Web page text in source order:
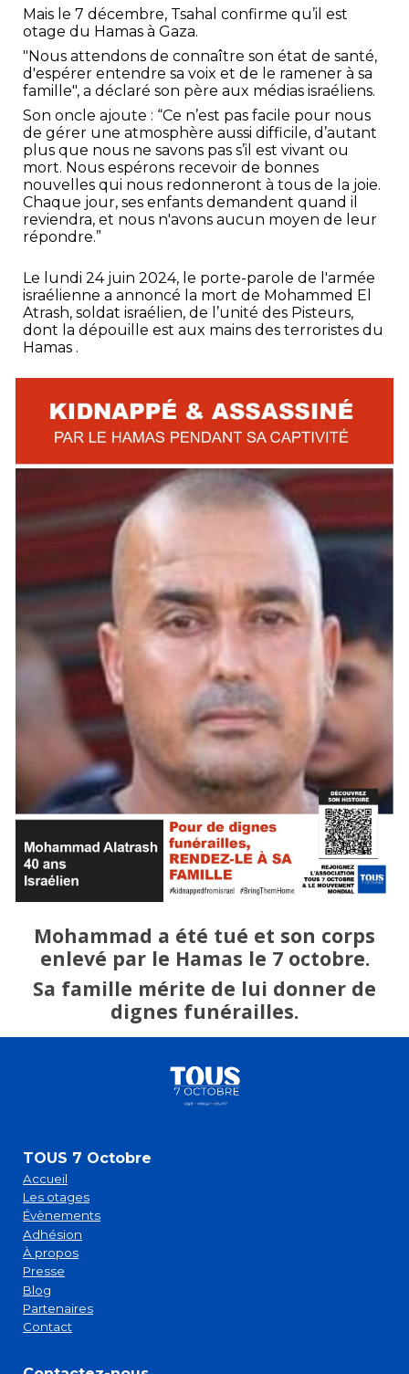
Mais le 7 décembre, Tsahal confirme qu’il est
otage du Hamas à Gaza.
"Nous attendons de connaître son état de santé,
d'espérer entendre sa voix et de le ramener à sa
famille", a déclaré son père aux médias israéliens.
Son oncle ajoute : “Ce n’est pas facile pour nous
de gérer une atmosphère aussi difficile, d’autant
plus que nous ne savons pas s’il est vivant ou
mort. Nous espérons recevoir de bonnes
nouvelles qui nous redonneront à tous de la joie.
Chaque jour, ses enfants demandent quand il
reviendra, et nous n'avons aucun moyen de leur
répondre.”
Le lundi 24 juin 2024, le porte-parole de l'armée
israélienne a annoncé la mort de Mohammed El
Atrash, soldat israélien, de l’unité des Pisteurs,
dont la dépouille est aux mains des terroristes du
Hamas .
Mohammad a été tué et son corps
enlevé par le Hamas le 7 octobre.
Sa famille mérite de lui donner de
dignes funérailles.
TOUS 7 Octobre
Accueil
Les otages
Évènements
Adhésion
À propos
Presse
Blog
Partenaires
Contact